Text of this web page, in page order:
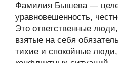
Фамилия Бышева —
уравновешенность,
Это ответственные
взятые на себя
тихие и спокойные